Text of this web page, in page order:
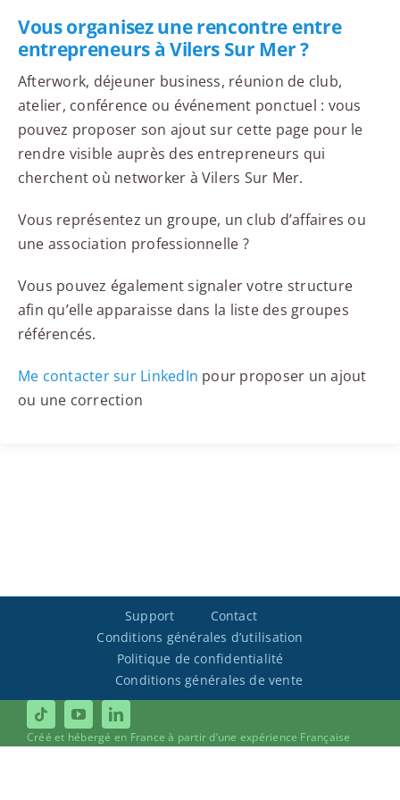
Vous organisez une rencontre entre
entrepreneurs à Vilers Sur Mer ?
Afterwork, déjeuner business, réunion de club,
atelier, conférence ou événement ponctuel : vous
pouvez proposer son ajout sur cette page pour le
rendre visible auprès des entrepreneurs qui
cherchent où networker à Vilers Sur Mer.
Vous représentez un groupe, un club d’affaires ou
une association professionnelle ?
Vous pouvez également signaler votre structure
afin qu’elle apparaisse dans la liste des groupes
référencés.
Me contacter sur LinkedIn pour proposer un ajout
ou une correction
Support
Contact
Conditions générales d’utilisation
Politique de confidentialité
Conditions générales de vente
Créé et hébergé en France à partir d’une expérience Française